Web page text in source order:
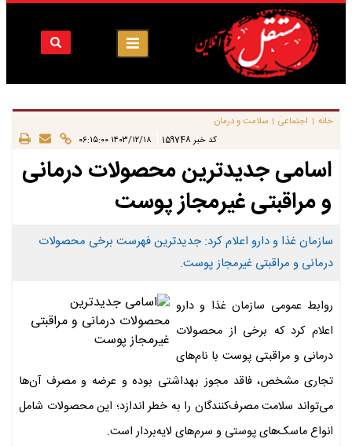
خانه | اجتماعی | سلامت و درمان
کد خبر 159748 ۱۴۰۳/۱۲/۱۸ ۰۶:۱۵:۰۰
اسامی جدیدترین محصولات درمانی
و مراقبتی غیرمجاز پوست
سازمان غذا و دارو اعلام کرد: جدیدترین فهرست برخی محصولات
درمانی و مراقبتی غیرمجاز پوست.
روابط عمومی سازمان غذا و دارو
اعلام کرد که برخی از محصولات
درمانی و مراقبتی پوست با نام‌های
تجاری مشخص، فاقد مجوز بهداشتی بوده و عرضه و مصرف آن‌ها
می‌تواند سلامت مصرف‌کنندگان را به خطر اندازد؛ این محصولات شامل
انواع ماسک‌های پوستی و سرم‌های لایه‌بردار است.